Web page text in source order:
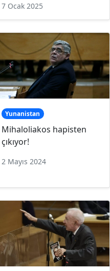
7 Ocak 2025
Yunanistan
Mihaloliakos hapisten
çıkıyor!
2 Mayıs 2024